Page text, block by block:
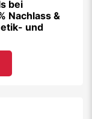
bei
Nachlass &
und